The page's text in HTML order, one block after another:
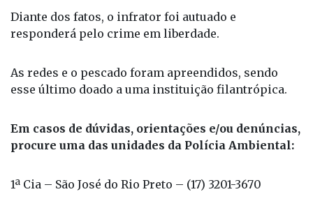
Diante dos fatos, o infrator foi autuado e
responderá pelo crime em liberdade.
As redes e o pescado foram apreendidos, sendo
esse último doado a uma instituição filantrópica.
Em casos de dúvidas, orientações e/ou denúncias,
procure uma das unidades da Polícia Ambiental:
1ª Cia – São José do Rio Preto – (17) 3201-3670